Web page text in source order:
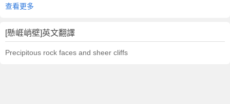
查看更多
[懸崕峭壁]英文翻譯
Precipitous rock faces and sheer cliffs